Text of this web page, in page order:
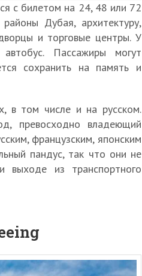
с билетом на 24, 48 или 72
Дубая, архитектуру,
и торговые центры. У
автобус. Пассажиры могут
сохранить на память и
в том числе и на русском.
превосходно владеющий
французским, японским
пандус, так что они не
выходе из транспортного